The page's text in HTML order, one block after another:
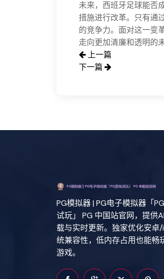
未来，西班牙足球能否
措施进行改革。只有通
的竞争力。面对这一变
走向更加清廉和透明的未
上一篇
下一篇
PG模拟器 | PG电子模拟器「
试玩」 PG 中国站官网，提供
载与实时更新。独家优化安卓/
统兼容性，低内存占用也能畅
游戏。